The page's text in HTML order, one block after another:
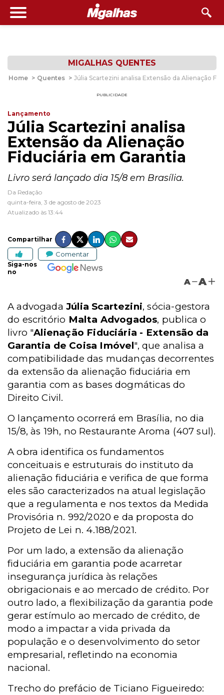
MIGALHAS QUENTES
Home > Quentes > Júlia Scartezini analisa Extensão da Alienação
PUBLICIDADE
Lançamento
Júlia Scartezini analisa
Extensão da Alienação
Fiduciária em Garantia
Livro será lançado dia 15/8 em Brasília.
Da Redação
quinta-feira, 3 de agosto de 2023
Atualizado às 13:44
Compartilhar
Comentar
Siga-nos
no
A A
A advogadaJúlia Scartezini, sócia-gestora
do escritório Malta Advogados, publica o
livro "Alienação Fiduciária - Extensão da
Garantia de Coisa Imóvel", que analisa a
compatibilidade das mudanças decorrentes
da extensão da alienação fiduciária em
garantia com as bases dogmáticas do
Direito Civil.
O lançamento ocorrerá em Brasília, no dia
15/8, às 19h, no Restaurante Aroma (407 sul).
A obra identifica os fundamentos
conceituais e estruturais do instituto da
alienação fiduciária e verifica de que forma
eles são caracterizados na atual legislação
que a regulamenta e nos textos da Medida
Provisória n. 992/2020 e da proposta do
Projeto de Lei n. 4.188/2021.
Por um lado, a extensão da alienação
fiduciária em garantia pode acarretar
insegurança jurídica às relações
obrigacionais e ao mercado de crédito. Por
outro lado, a flexibilização da garantia pode
gerar estímulo ao mercado de crédito, de
modo a impactar a vida privada da
população e o desenvolvimento do setor
empresarial, refletindo na economia
nacional.
Trecho do prefácio de Ticiano Figueiredo: